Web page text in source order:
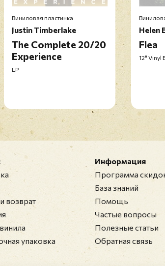
Виниловая пластинка
Justin Timberlake
The Complete 20/20
Experience
LP
Helen
Flea
12" Vinyl
возврат
упаковка
Информация
Программа
База знаний
Помощь
Частые вопросы
Полезные статьи
Обратная связь